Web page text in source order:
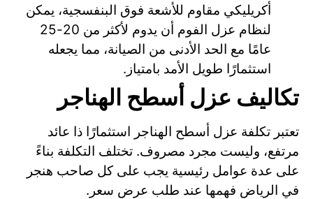
أكريليكي مقاوم للأشعة فوق البنفسجية، يمكن
لنظام عزل الفوم أن يدوم لأكثر من 20-25
عامًا مع الحد الأدنى من الصيانة، مما يجعله
استثمارًا طويل الأمد بامتياز.
تكاليف عزل أسطح الهناجر
تعتبر تكلفة عزل أسطح الهناجر استثمارًا ذا عائد
مرتفع، وليست مجرد مصروف. تختلف التكلفة بناءً
على عدة عوامل رئيسية يجب على كل صاحب هنجر
في الرياض فهمها عند طلب عرض سعر.